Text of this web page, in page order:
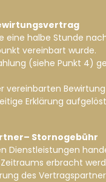
eine halbe Stunde
vereinbart wurde.
(siehe Punkt 4)
vereinbarten
Erklärung
Stornogebühr
Dienstleistungen
erbracht
des